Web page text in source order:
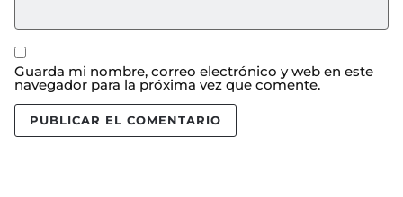
Guarda mi nombre, correo electrónico y web en este
navegador para la próxima vez que comente.